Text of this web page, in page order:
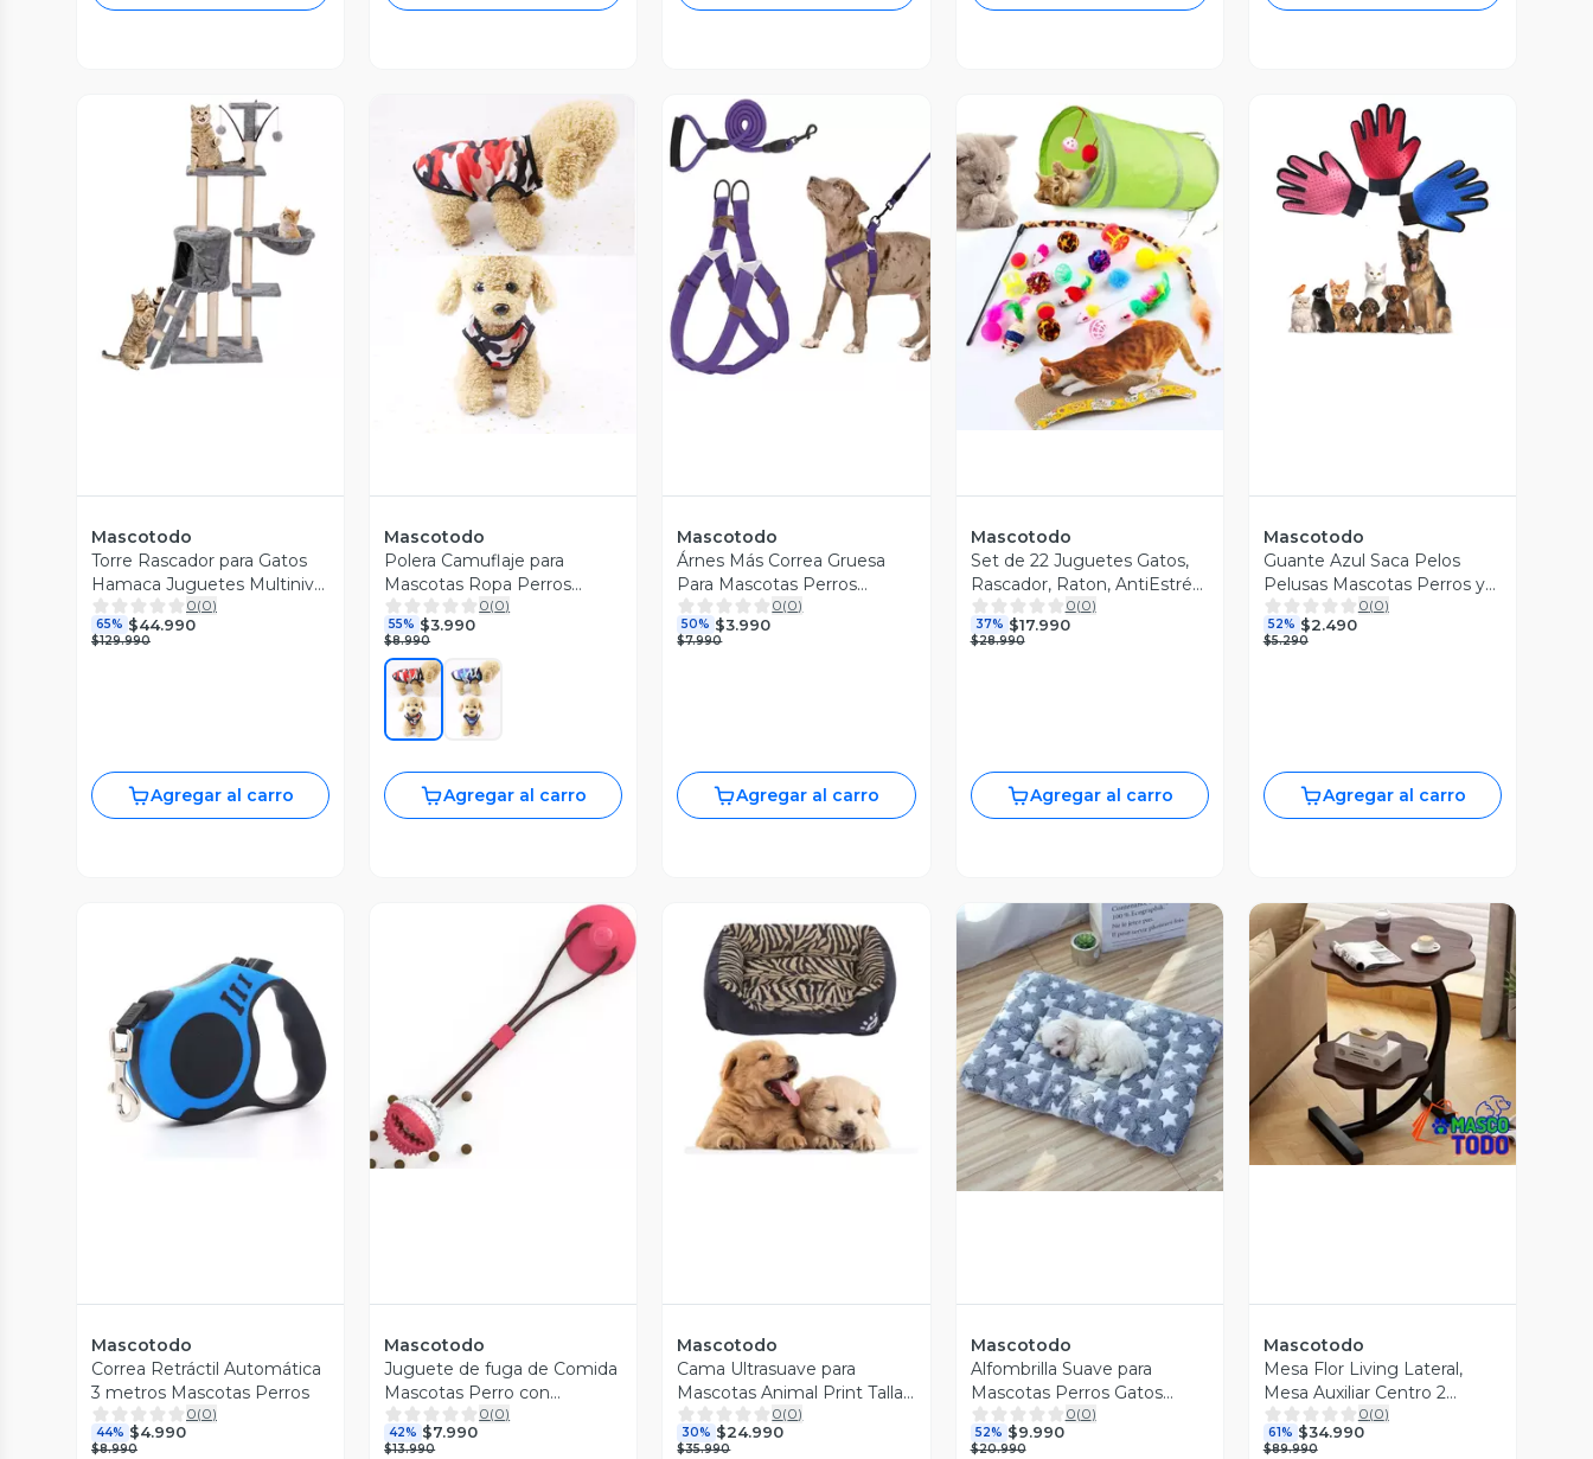
Vista Previa
Mascotodo
Torre Rascador para Gatos
Hamaca Juguetes Multinivel
138cm Casa de Michis
Multifuncional
0(0)
65% $44.990
$129.990
Agregar al carro
Vista Previa
Mascotodo
Polera Camuflaje para
Mascotas Ropa Perros
Gatos de Primavera
0(0)
55% $3.990
$8.990
Agregar al carro
Vista Previa
Mascotodo
Árnes Más Correa Gruesa
Para Mascotas Perros
Morado
0(0)
50% $3.990
$7.990
Agregar al carro
Vista Previa
Mascotodo
Set de 22 Juguetes Gatos,
Rascador, Raton, AntiEstrés,
Bolas
0(0)
37% $17.990
$28.990
Agregar al carro
Vista Previa
Mascotodo
Guante Azul Saca Pelos
Pelusas Mascotas Perros y
Gatos
0(0)
52% $2.490
$5.290
Agregar al carro
Vista Previa
Mascotodo
Correa Retráctil Automática
3 metros Mascotas Perros
0(0)
44% $4.990
$8.990
Vista Previa
Mascotodo
Juguete de fuga de Comida
Mascotas Perro con
Cascabel
0(0)
42% $7.990
$13.990
Vista Previa
Mascotodo
Cama Ultrasuave para
Mascotas Animal Print Talla
XL 80cm x 60cm
0(0)
30% $24.990
$35.990
Vista Previa
Mascotodo
Alfombrilla Suave para
Mascotas Perros Gatos
Manta Acolchada Felpa
58x39cm
0(0)
52% $9.990
$20.990
Vista Previa
Mascotodo
Mesa Flor Living Lateral,
Mesa Auxiliar Centro 2
Niveles
0(0)
61% $34.990
$89.990